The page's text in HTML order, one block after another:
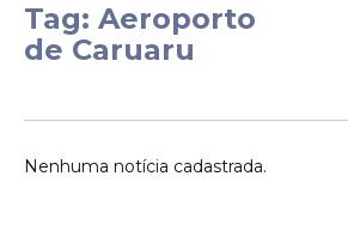
Tag: Aeroporto
de Caruaru
Nenhuma notícia cadastrada.